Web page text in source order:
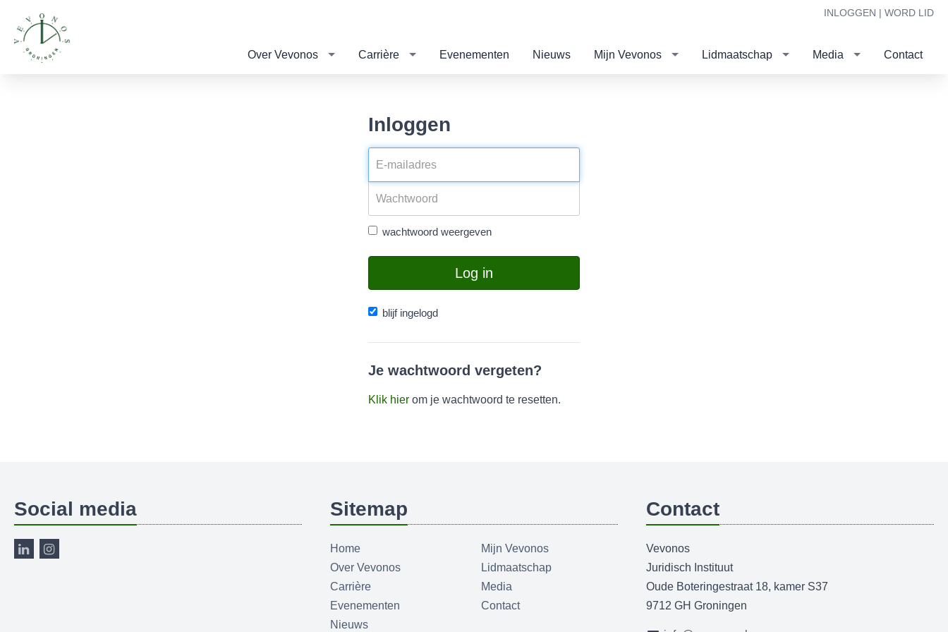
INLOGGEN | WORD LID
Over Vevonos Carrière Evenementen Nieuws Mijn Vevonos Lidmaatschap Media Contact
Inloggen
wachtwoord weergeven
Log in
blijf ingelogd
Je wachtwoord vergeten?
Klik hier om je wachtwoord te resetten.
Social media Sitemap
Home
Over Vevonos
Carrière
Evenementen
Nieuws
Mijn Vevonos
Lidmaatschap
Media
Contact
Contact
Vevonos
Juridisch Instituut
Oude Boteringestraat 18, kamer S37
9712 GH Groningen